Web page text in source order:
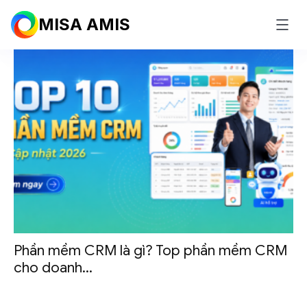
MISA AMIS
Blog
Phần mềm CRM là gì? Top phần mềm CRM
cho doanh...